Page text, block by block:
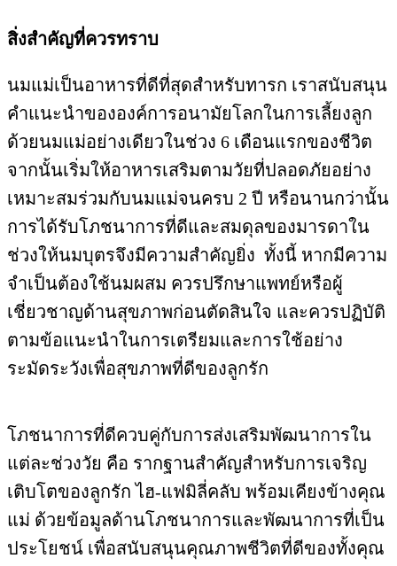
สิ่งสำคัญที่ควรทราบ
นมแม่เป็นอาหารที่ดีที่สุดสำหรับทารก เราสนับสนุน
คำแนะนำขององค์การอนามัยโลกในการเลี้ยงลูก
ด้วยนมแม่อย่างเดียวในช่วง 6 เดือนแรกของชีวิต
จากนั้นเริ่มให้อาหารเสริมตามวัยที่ปลอดภัยอย่าง
เหมาะสมร่วมกับนมแม่จนครบ 2 ปี หรือนานกว่านั้น
การได้รับโภชนาการที่ดีและสมดุลของมารดาใน
ช่วงให้นมบุตรจึงมีความสำคัญยิ่ง ทั้งนี้ หากมีความ
จำเป็นต้องใช้นมผสม ควรปรึกษาแพทย์หรือผู้
เชี่ยวชาญด้านสุขภาพก่อนตัดสินใจ และควรปฏิบัติ
ตามข้อแนะนำในการเตรียมและการใช้อย่าง
ระมัดระวังเพื่อสุขภาพที่ดีของลูกรัก
โภชนาการที่ดีควบคู่กับการส่งเสริมพัฒนาการใน
แต่ละช่วงวัย คือ รากฐานสำคัญสำหรับการเจริญ
เติบโตของลูกรัก ไฮ-แฟมิลี่คลับ พร้อมเคียงข้างคุณ
แม่ ด้วยข้อมูลด้านโภชนาการและพัฒนาการที่เป็น
ประโยชน์ เพื่อสนับสนุนคุณภาพชีวิตที่ดีของทั้งคุณ